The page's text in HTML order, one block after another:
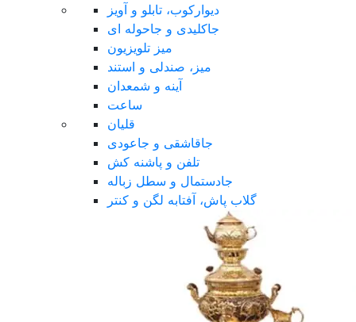
دیوارکوب، تابلو و آویز
جاکلیدی و جاحوله ای
میز تلویزیون
میز، صندلی و استند
آینه و شمعدان
ساعت
قلیان
جاقاشقی و جاعودی
تلفن و پاشنه کش
جادستمال و سطل زباله
گلاب پاش، آفتابه لگن و کنتر